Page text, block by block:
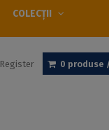
COLECȚII
0 produse